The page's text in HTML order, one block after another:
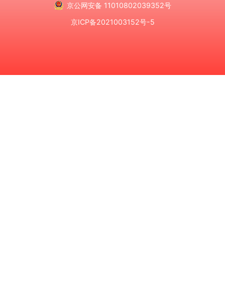
京公网安备 11010802039352号
京ICP备2021003152号-5